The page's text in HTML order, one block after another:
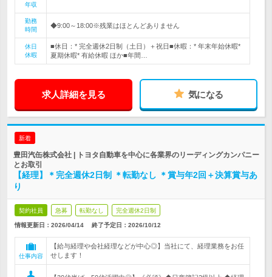
年収
勤務
時間
◆9:00～18:00※残業はほとんどありません
休日
休暇
■休日：* 完全週休2日制（土日）＋祝日■休暇：* 年末年始休暇*
夏期休暇* 有給休暇 ほか■年間…
求人詳細を見る 気になる
新着
豊田汽缶株式会社 | トヨタ自動車を中心に各業界のリーディングカンパニー
とお取引
【経理】＊完全週休2日制 ＊転勤なし ＊賞与年2回＋決算賞与あ
り
契約社員 急募 転勤なし 完全週休2日制
情報更新日：2026/04/14 終了予定日： 2026/10/12
仕事内容
【給与経理や会社経理などが中心◎】当社にて、経理業務をお任
せします！